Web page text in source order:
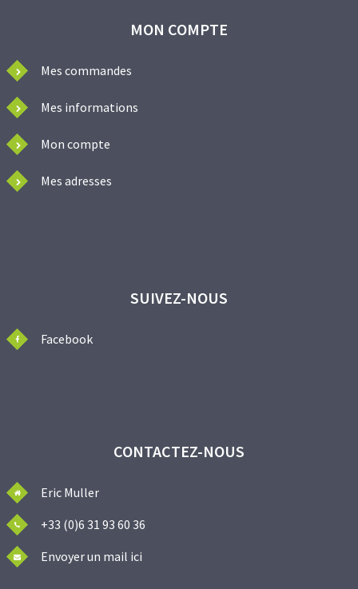
MON COMPTE
Mes commandes
Mes informations
Mon compte
Mes adresses
SUIVEZ-NOUS
Facebook
CONTACTEZ-NOUS
Eric Muller
+33 (0)6 31 93 60 36
Envoyer un mail ici